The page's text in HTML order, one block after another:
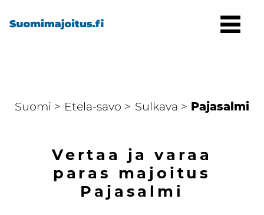
Suomi > Etela-savo > Sulkava > Pajasalmi
Vertaa ja varaa
paras majoitus
Pajasalmi